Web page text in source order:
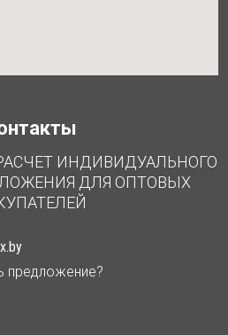
ИНДИВИДУАЛЬНОГО
ДЛЯ ОПТОВЫХ
предложение?